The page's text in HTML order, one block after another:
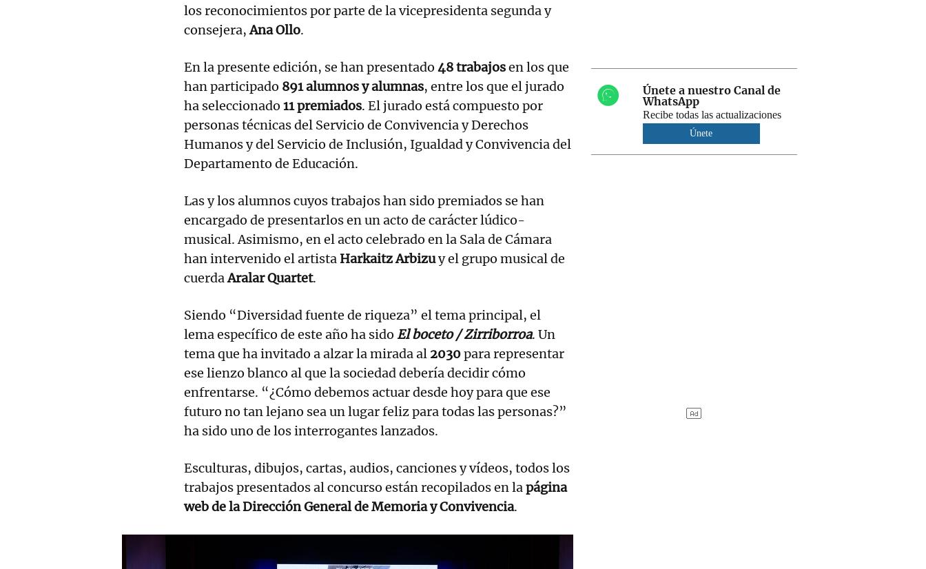
los reconocimientos por parte de la vicepresidenta segunda y
consejera,Ana Ollo.
En la presente edición, se han presentado 48 trabajosen los que
han participado 891 alumnos y alumnas, entre los que el jurado
ha seleccionado 11 premiados. El jurado está compuesto por
personas técnicas del Servicio de Convivencia y Derechos
Humanos y del Servicio de Inclusión, Igualdad y Convivencia del
Departamento de Educación.
Las y los alumnos cuyos trabajos han sido premiados se han
encargado de presentarlos en un acto de carácter lúdico-
musical. Asimismo, en el acto celebrado en la Sala de Cámara
han intervenido el artista Harkaitz Arbizuy el grupo musical de
cuerdaAralar Quartet.
Siendo “Diversidad fuente de riqueza” el tema principal, el
lema específico de este año ha sido El boceto / Zirriborroa. Un
tema que ha invitado a alzar la mirada al 2030para representar
ese lienzo blanco al que la sociedad debería decidir cómo
enfrentarse. “¿Cómo debemos actuar desde hoy para que ese
futuro no tan lejano sea un lugar feliz para todas las personas?”
ha sido uno de los interrogantes lanzados.
Esculturas, dibujos, cartas, audios, canciones y vídeos, todos los
trabajos presentados al concurso están recopilados en lapágina
web de la Dirección General de Memoria y Convivencia.
Únete a nuestro Canal de
WhatsApp
Recibe todas las actualizaciones
Únete